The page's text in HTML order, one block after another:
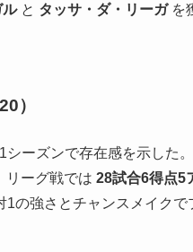
ルと タッサ・ダ・リーガを
）
ーズンで存在感を示した。
、リーグ戦では 28試合6得点5
の強さとチャンスメイクで